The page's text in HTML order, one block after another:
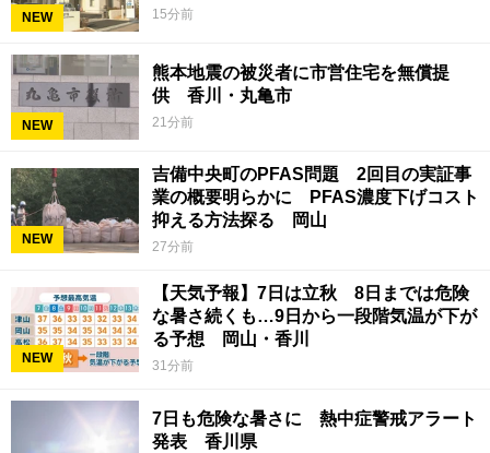
NEW 15分前
NEW
熊本地震の被災者に市営住宅を無償提
供 香川・丸亀市
21分前
NEW
吉備中央町のPFAS問題 2回目の実証事
業の概要明らかに PFAS濃度下げコスト
抑える方法探る 岡山
27分前
NEW
【天気予報】7日は立秋 8日までは危険
な暑さ続くも…9日から一段階気温が下が
る予想 岡山・香川
31分前
7日も危険な暑さに 熱中症警戒アラート
発表 香川県